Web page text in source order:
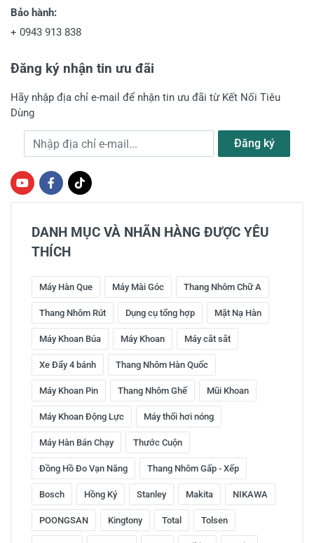
Bảo hành:
+ 0943 913 838
Đăng ký nhận tin ưu đãi
Hãy nhập địa chỉ e-mail để nhận tin ưu đãi từ Kết Nối Tiêu
Dùng
Địa chỉ e-mail Đăng ký
DANH MỤC VÀ NHÃN HÀNG ĐƯỢC YÊU
THÍCH
Máy Hàn Que Máy Mài Góc Thang Nhôm Chữ A
Thang Nhôm Rút Dụng cụ tổng hợp Mặt Nạ Hàn
Máy Khoan Búa Máy Khoan Máy cắt sắt
Xe Đẩy 4 bánh Thang Nhôm Hàn Quốc
Máy Khoan Pin Thang Nhôm Ghế Mũi Khoan
Máy Khoan Động Lực Máy thổi hơi nóng
Máy Hàn Bán Chạy Thước Cuộn
Đồng Hồ Đo Vạn Năng Thang Nhôm Gấp - Xếp
Bosch Hồng Ký Stanley Makita NIKAWA
POONGSAN Kingtony Total Tolsen